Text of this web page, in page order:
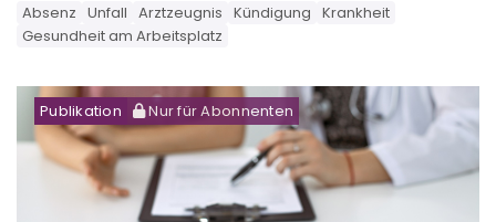
Absenz Unfall Arztzeugnis Kündigung Krankheit
Gesundheit am Arbeitsplatz
Publikation Nur für Abonnenten